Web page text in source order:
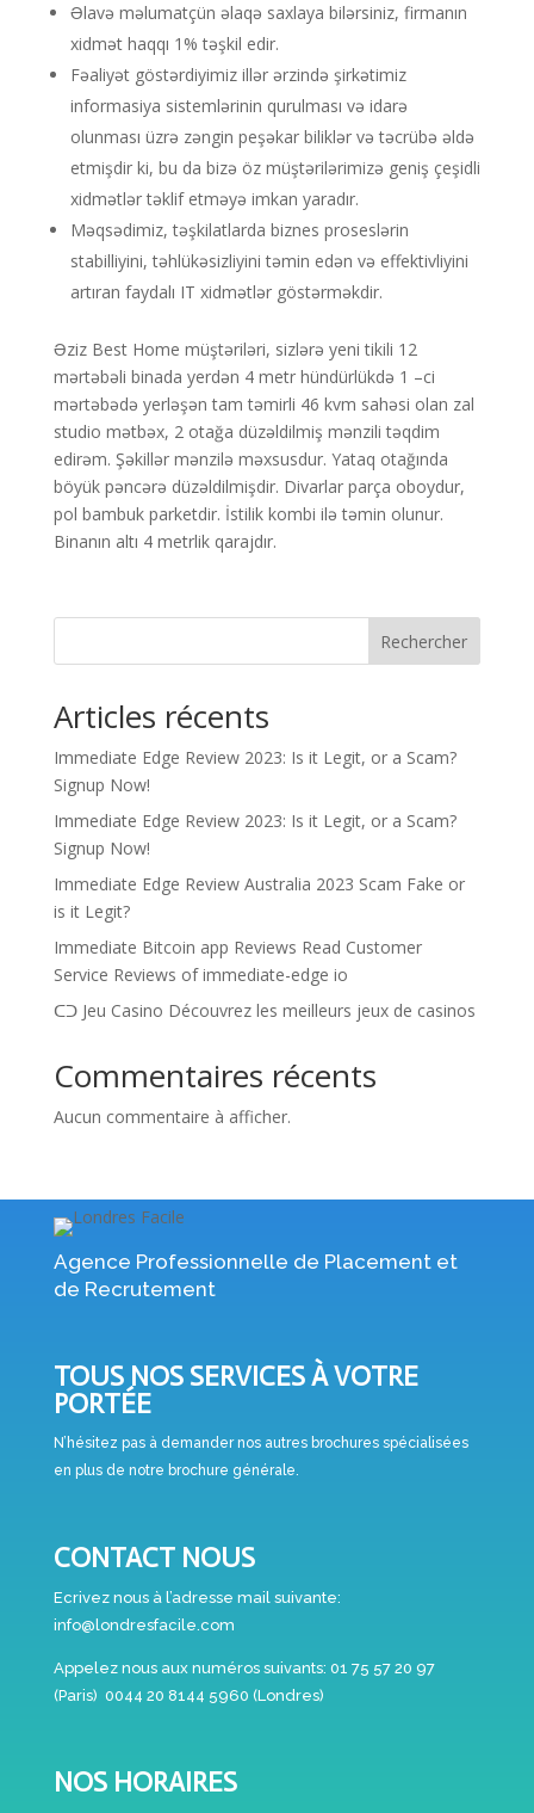
Əlavə məlumatçün əlaqə saxlaya bilərsiniz, firmanın
xidmət haqqı 1% təşkil edir.
Fəaliyət göstərdiyimiz illər ərzində şirkətimiz
informasiya sistemlərinin qurulması və idarə
olunması üzrə zəngin peşəkar biliklər və təcrübə əldə
etmişdir ki, bu da bizə öz müştərilərimizə geniş çeşidli
xidmətlər təklif etməyə imkan yaradır.
Məqsədimiz, təşkilatlarda biznes proseslərin
stabilliyini, təhlükəsizliyini təmin edən və effektivliyini
artıran faydalı IT xidmətlər göstərməkdir.
Əziz Best Home müştəriləri, sizlərə yeni tikili 12
mərtəbəli binada yerdən 4 metr hündürlükdə 1 –ci
mərtəbədə yerləşən tam təmirli 46 kvm sahəsi olan zal
studio mətbəx, 2 otağa düzəldilmiş mənzili təqdim
edirəm. Şəkillər mənzilə məxsusdur. Yataq otağında
böyük pəncərə düzəldilmişdir. Divarlar parça oboydur,
pol bambuk parketdir. İstilik kombi ilə təmin olunur.
Binanın altı 4 metrlik qarajdır.
Rechercher
Articles récents
Immediate Edge Review 2023: Is it Legit, or a Scam?
Signup Now!
Immediate Edge Review 2023: Is it Legit, or a Scam?
Signup Now!
Immediate Edge Review Australia 2023 Scam Fake or
is it Legit?
Immediate Bitcoin app Reviews Read Customer
Service Reviews of immediate-edge io
ᑕᑐ Jeu Casino Découvrez les meilleurs jeux de casinos
Commentaires récents
Aucun commentaire à afficher.
Agence Professionnelle de Placement et
de Recrutement
TOUS NOS SERVICES À VOTRE
PORTÉE
N’hésitez pas à demander nos autres brochures spécialisées
en plus de notre brochure générale.
CONTACT NOUS
Ecrivez nous à l’adresse mail suivante:
info@londresfacile.com
Appelez nous aux numéros suivants: 01 75 57 20 97
(Paris) 0044 20 8144 5960 (Londres)
NOS HORAIRES